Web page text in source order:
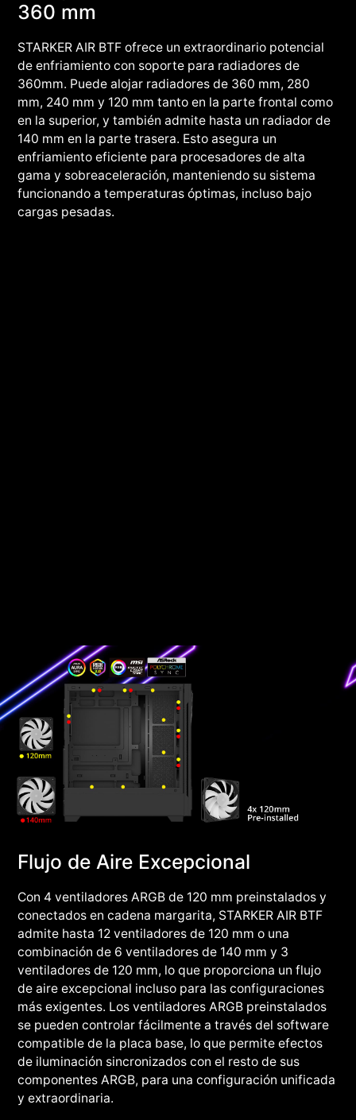
360 mm
STARKER AIR BTF ofrece un extraordinario potencial
de enfriamiento con soporte para radiadores de
360mm. Puede alojar radiadores de 360 mm, 280
mm, 240 mm y 120 mm tanto en la parte frontal como
en la superior, y también admite hasta un radiador de
140 mm en la parte trasera. Esto asegura un
enfriamiento eficiente para procesadores de alta
gama y sobreaceleración, manteniendo su sistema
funcionando a temperaturas óptimas, incluso bajo
cargas pesadas.
Flujo de Aire Excepcional
Con 4 ventiladores ARGB de 120 mm preinstalados y
conectados en cadena margarita, STARKER AIR BTF
admite hasta 12 ventiladores de 120 mm o una
combinación de 6 ventiladores de 140 mm y 3
ventiladores de 120 mm, lo que proporciona un flujo
de aire excepcional incluso para las configuraciones
más exigentes. Los ventiladores ARGB preinstalados
se pueden controlar fácilmente a través del software
compatible de la placa base, lo que permite efectos
de iluminación sincronizados con el resto de sus
componentes ARGB, para una configuración unificada
y extraordinaria.